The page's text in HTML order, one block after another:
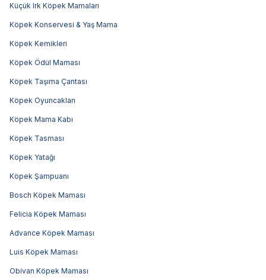
Küçük Irk Köpek Mamaları
Köpek Konservesi & Yaş Mama
Köpek Kemikleri
Köpek Ödül Maması
Köpek Taşıma Çantası
Köpek Oyuncakları
Köpek Mama Kabı
Köpek Tasması
Köpek Yatağı
Köpek Şampuanı
Bosch Köpek Maması
Felicia Köpek Maması
Advance Köpek Maması
Luis Köpek Maması
Obivan Köpek Maması